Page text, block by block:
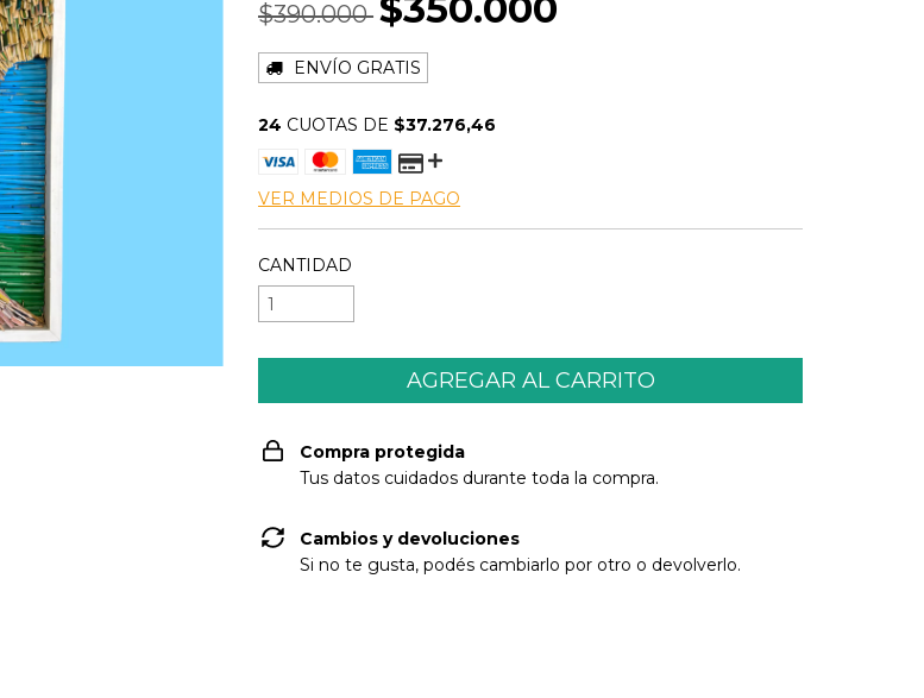
$390.000
ENVÍO GRATIS
24 CUOTAS DE $37.276,46
VER MEDIOS DE PAGO
CANTIDAD
Compra protegida
Tus datos cuidados durante toda la compra.
Cambios y devoluciones
Si no te gusta, podés cambiarlo por otro o devolverlo.